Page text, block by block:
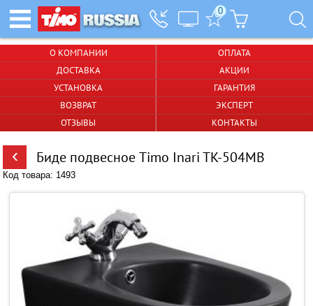
0
О КОМПАНИИ
ОПЛАТА
ДОСТАВКА
АКЦИИ
УСТАНОВКА
ГАРАНТИЯ
ВОЗВРАТ
ЭКСПЕРТ
ОТЗЫВЫ
КОНТАКТЫ
‹ Биде подвесное Timo Inari TK-504MB
Код товара: 1493